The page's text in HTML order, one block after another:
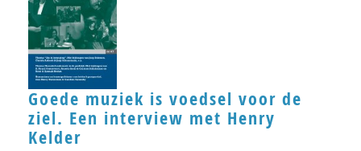
Patricia Meijer
Interview met Daniel Strassberg
Frans Meulenberg
Antoine Mooij
Goede muziek is voedsel voor de
ziel. Een interview met Henry
Kelder